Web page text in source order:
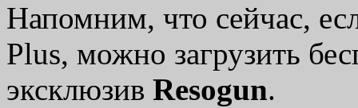
Напомним, что сейчас,
Plus, можно загрузить
эксклюзив Resogun.